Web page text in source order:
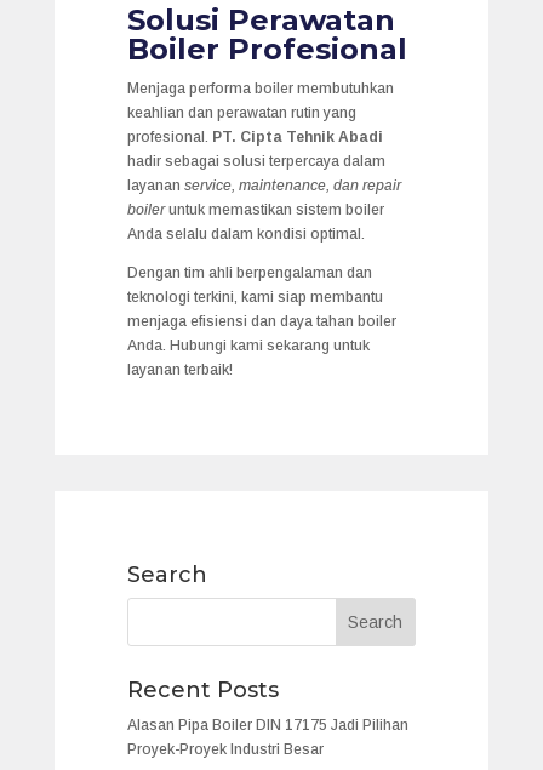
Solusi Perawatan
Boiler Profesional
Menjaga performa boiler membutuhkan
keahlian dan perawatan rutin yang
profesional. PT. Cipta Tehnik Abadi
hadir sebagai solusi terpercaya dalam
layanan service, maintenance, dan repair
boileruntuk memastikan sistem boiler
Anda selalu dalam kondisi optimal.
Dengan tim ahli berpengalaman dan
teknologi terkini, kami siap membantu
menjaga efisiensi dan daya tahan boiler
Anda. Hubungi kami sekarang untuk
layanan terbaik!
Search
Recent Posts
Alasan Pipa Boiler DIN 17175 Jadi Pilihan
Proyek-Proyek Industri Besar